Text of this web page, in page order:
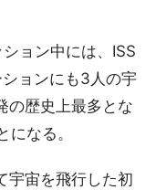
ョン中には、ISS
ョンにも3人の宇
の歴史上最多とな
なる。
宇宙を飛行した初